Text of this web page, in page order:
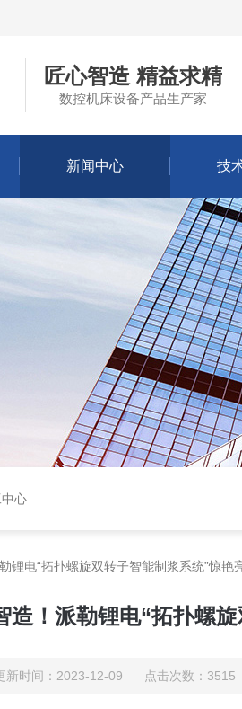
匠心智造 精益求精
数控机床设备产品生产家
新闻中心 技
心
锂电“拓扑螺旋双转子智能制浆系统”惊艳
！派勒锂电“拓扑螺
新时间：2023-12-09 点击次数：3515